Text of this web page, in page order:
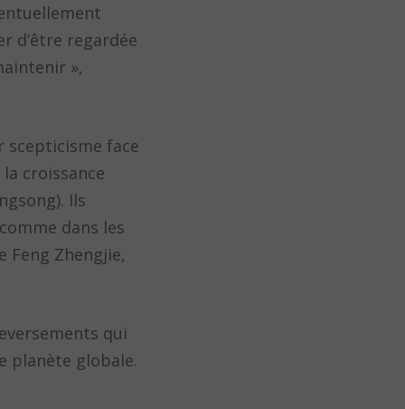
d’être regardée
»,
scepticisme face
croissance
Ils
dans les
Feng Zhengjie,
qui
planète globale.